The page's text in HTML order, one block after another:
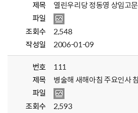
제목
열린우리당 정동영 상임고
파일
조회수
2,548
작성일
2006-01-09
번호
111
제목
병술해 새해아침 주요인사
파일
조회수
2,593